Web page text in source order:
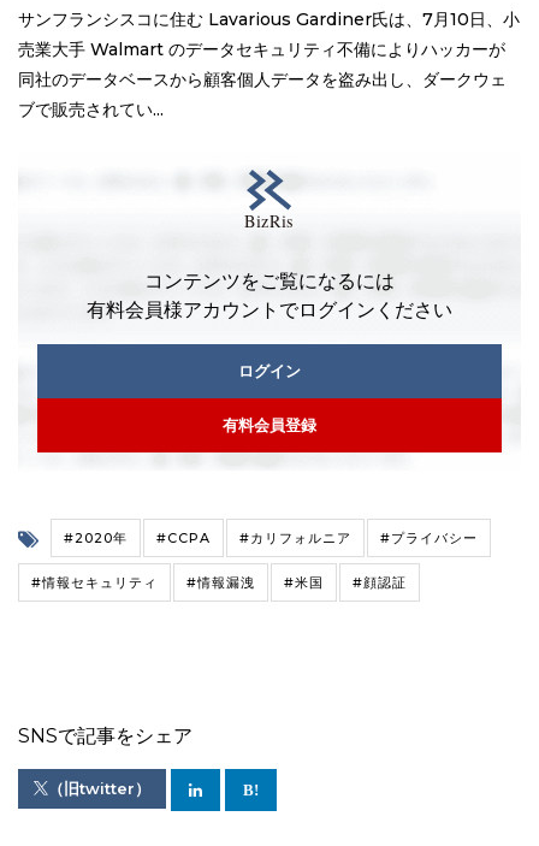
サンフランシスコに住む Lavarious Gardiner氏は、7月10日、小
売業大手 Walmart のデータセキュリティ不備によりハッカーが
同社のデータベースから顧客個人データを盗み出し、ダークウェ
ブで販売されてい...
コンテンツをご覧になるには
有料会員様アカウントでログインください
ログイン
有料会員登録
#2020年 #CCPA #カリフォルニア #プライバシー
#情報セキュリティ #情報漏洩 #米国 #顔認証
SNSで記事をシェア
（旧twitter）